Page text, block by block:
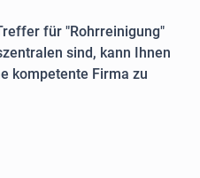
für "Rohrreinigung"
sind, kann Ihnen
kompetente Firma zu